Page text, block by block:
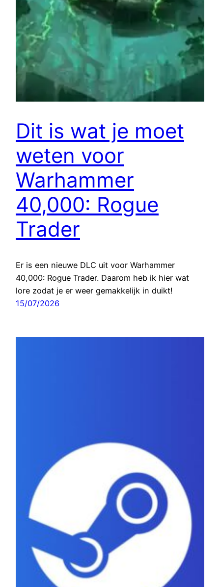
Dit is wat je moet
weten voor
Warhammer
40,000: Rogue
Trader
Er is een nieuwe DLC uit voor Warhammer
40,000: Rogue Trader. Daarom heb ik hier wat
lore zodat je er weer gemakkelijk in duikt!
15/07/2026